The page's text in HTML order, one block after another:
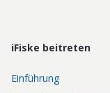
iFiske beitreten
Einführung